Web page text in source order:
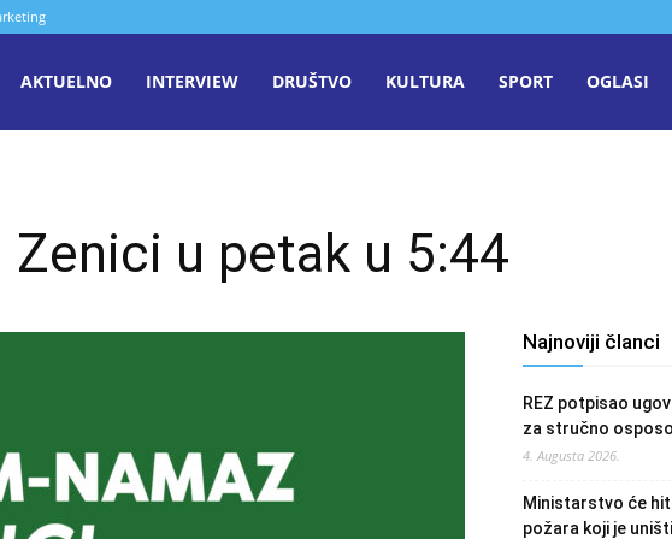
AKTUELNO INTERVIEW DRUŠTVO KULTURA SPORT OGLASI
Zenici u petak u 5:44
Najnoviji članci
REZ potpisao
za stručno
4. Augusta 2026.
Ministarstvo će
požara koji je